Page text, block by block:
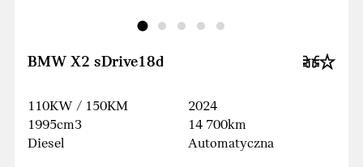
BMW X2 sDrive18d
110KW / 150KM
1995cm3
Diesel
2024
14 700km
Automatyczna